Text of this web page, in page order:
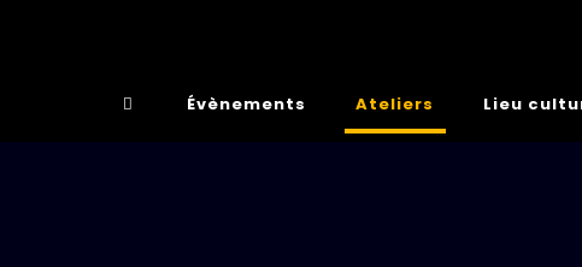
Évènements Ateliers Lieu